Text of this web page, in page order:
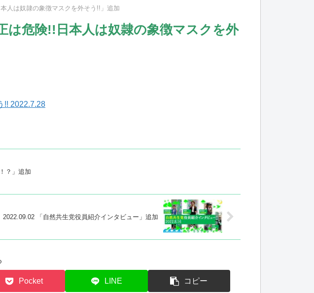
人は奴隷の象徴マスクを外そう!!」追加
は危険!!️日本人は奴隷の象徴マスクを外
!! 2022.7.28
？」追加
2022.09.02 「自然共生党役員紹介インタビュー」追加
Pocket LINE コピー